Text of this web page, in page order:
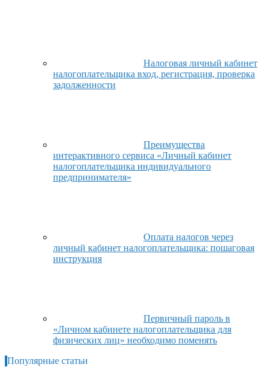
Налоговая личный кабинет
налогоплательщика вход, регистрация, проверка
задолженности
Преимущества
интерактивного сервиса «Личный кабинет
налогоплательщика индивидуального
предпринимателя»
Оплата налогов через
личный кабинет налогоплательщика: пошаговая
инструкция
Первичный пароль в
«Личном кабинете налогоплательщика для
физических лиц» необходимо поменять
Популярные статьи